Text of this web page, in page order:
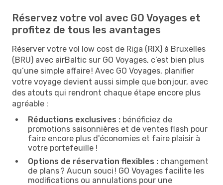
Réservez votre vol avec GO Voyages et
profitez de tous les avantages
Réserver votre vol low cost de Riga (RIX) à Bruxelles
(BRU) avec airBaltic sur GO Voyages, c’est bien plus
qu’une simple affaire ! Avec GO Voyages, planifier
votre voyage devient aussi simple que bonjour, avec
des atouts qui rendront chaque étape encore plus
agréable :
Réductions exclusives : bénéficiez de
promotions saisonnières et de ventes flash pour
faire encore plus d'économies et faire plaisir à
votre portefeuille !
Options de réservation flexibles : changement
de plans ? Aucun souci ! GO Voyages facilite les
modifications ou annulations pour une